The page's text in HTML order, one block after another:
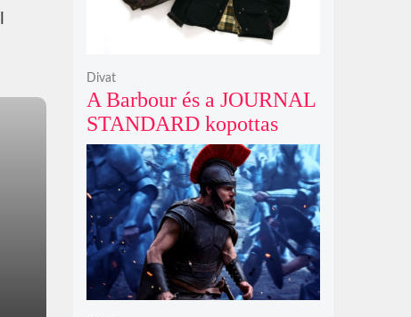
A Barbour és a JOURNAL
STANDARD kopottas
gyapjúkabátja most
rövidebb szabással tarol
Divat